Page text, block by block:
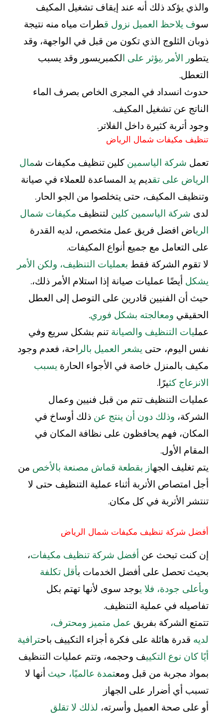
والذي يؤكد ذلك أنه عند إيقاف تشغيل المكيف
سوف يلاحظ العميل نزول قطرات مياه منه نتيجة
ذوبان الثلوج الذي تكون من قبل في الواجهة، وقد
يتطور الأمر ,يؤثر على الكمبريسور وقد يسبب
التعطل.
حدوث انسداد في المجرى الخاص بصرف الماء
الناتج عن تشغيل المكيف.
وجود أتربة كثيرة داخل الفلاتر.
تنظيف مكيفات شمال الرياض
تعمل شركة الياسمينكلين تنظيف مكيفات شمال
الرياض على تقديم يد المساعدة للعملاء في صيانة
وتنظيف المكيف، حتى يتخلصوا من الجو الحار.
لدى شركة الياسمين كلين لتنظيف مكيفات شمال
الرياض افضل فريق عمل متخصص، لديه القدرة
على التعامل مع جميع أنواع المكيفات.
لا تقوم الشركة فقط بعمليات التنظيف، ولكن الأمر
يشكل أيضًا عمليات صيانة إذا استلام الأمر ذلك،.
حيث أن الفنيين قادرين على التوصل إلى العطل
الحقيقي ومعالجته بشكل فوري.
عمليات التنظيف والصيانة تنم بشكل سريع وفي
نفس اليوم، حتى يشعر العميل بالر احة، فعدم وجود
مكيف بالمنزل خاصة في الأجواء الحارة يسبب
الانزعاج كثيرًا.
عمليات التنظيف تتم من قبل فنيين وعمال
الشركة، وذلك دون أن ينتج عن ذلك أوساخ في
المكان، فهم يحافظون على نظافة المكان في
المقام الأول.
يتم تغليف الجهاز بقطعة قماش مصنعة بالأخص من
أجل امتصاص الأتربة أثناء عملية التنظيف حتى لا
تنتشر الأتربة في كل مكان.
أفضل شركة تنظيف مكيفات شمال الرياض
إن كنت تبحث عن أفضل شركة تنظيف مكيفات،
بحيث تحصل على أفضل الخدمات بأقل تكلفة
وبأعلى جودة، فلا يوجد سوى لأنها تهتم بكل
تفاصيله في عملية التنظيف.
تتمتع الشركة بفريق عمل متميز ومحترف،
لديه قدرة هائلة على فكرة أجزاء التكييف باحترافية
أيًا كان نوع التكييف وحجمه، وتتم عمليات التنظيف
بمواد مجربة من قبل ومعتمدة عالميًا، حيث أنها لا
تسبب أي أضرار على الجهاز
أو على صحة العميل وأسرته، لذلك لا تقلق